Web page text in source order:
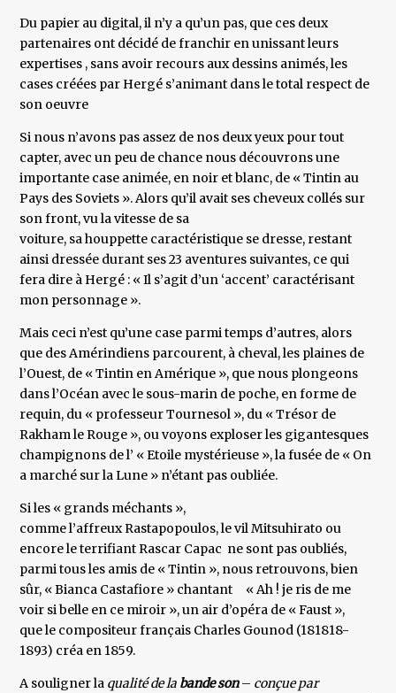
Du papier au digital, il n’y a qu’un pas, que ces deux
partenaires ont décidé de franchir en unissant leurs
expertises , sans avoir recours aux dessins animés, les
cases créées par Hergé s’animant dans le total respect de
son oeuvre
Si nous n’avons pas assez de nos deux yeux pour tout
capter, avec un peu de chance nous découvrons une
importante case animée, en noir et blanc, de « Tintin au
Pays des Soviets ». Alors qu’il avait ses cheveux collés sur
son front, vu la vitesse de sa
voiture, sa houppette caractéristique se dresse, restant
ainsi dressée durant ses 23 aventures suivantes, ce qui
fera dire à Hergé : « Il s’agit d’un ‘accent’ caractérisant
mon personnage ».
Mais ceci n’est qu’une case parmi temps d’autres, alors
que des Amérindiens parcourent, à cheval, les plaines de
l’Ouest, de « Tintin en Amérique », que nous plongeons
dans l’Océan avec le sous-marin de poche, en forme de
requin, du « professeur Tournesol », du « Trésor de
Rakham le Rouge », ou voyons exploser les gigantesques
champignons de l’ « Etoile mystérieuse », la fusée de « On
a marché sur la Lune » n’étant pas oubliée.
Si les « grands méchants »,
comme l’affreux Rastapopoulos, le vil Mitsuhirato ou
encore le terrifiant Rascar Capac ne sont pas oubliés,
parmi tous les amis de « Tintin », nous retrouvons, bien
sûr, « Bianca Castafiore » chantant « Ah ! je ris de me
voir si belle en ce miroir », un air d’opéra de « Faust »,
que le compositeur français Charles Gounod (181818-
1893) créa en 1859.
A souligner la qualité de la bande son– conçue par